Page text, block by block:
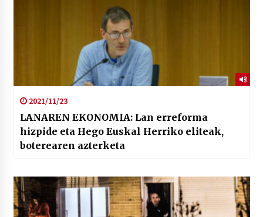
2021/11/23
LANAREN EKONOMIA: Lan erreforma
hizpide eta Hego Euskal Herriko eliteak,
boterearen azterketa